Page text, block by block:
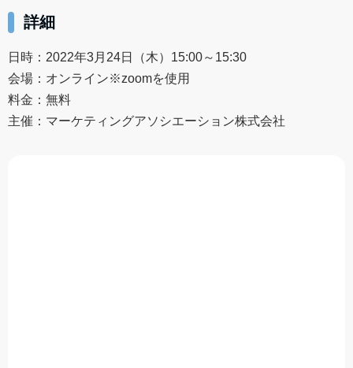
詳細
日時：2022年3月24日（木）15:00～15:30
会場：オンライン※zoomを使用
料金：無料
主催：マーケティングアソシエーション株式会社